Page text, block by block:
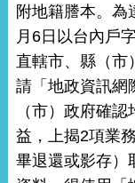
附地籍謄本。為
月6日以台內戶
直轄市、縣（市
請「地政資訊網
（市）政府確
益，上揭2項業
畢退還或影存）